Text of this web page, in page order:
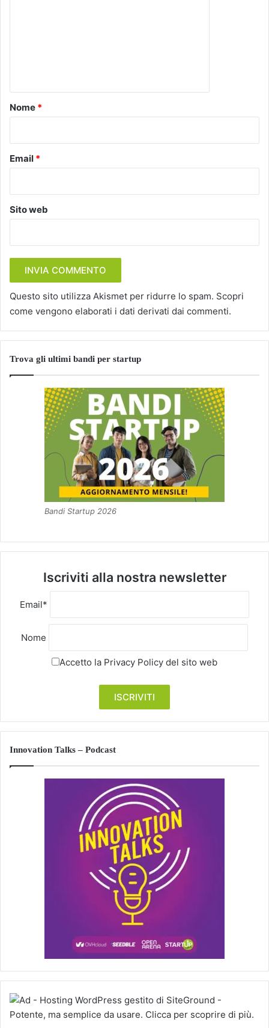
o
Nome *
Email *
Sito web
Questo sito utilizza Akismet per ridurre lo spam. Scopri
come vengono elaborati i dati derivati dai commenti.
Trova gli ultimi bandi per startup
Bandi Startup 2026
Iscriviti alla nostra newsletter
Email*
Nome
Accetto la Privacy Policy del sito web
Innovation Talks – Podcast